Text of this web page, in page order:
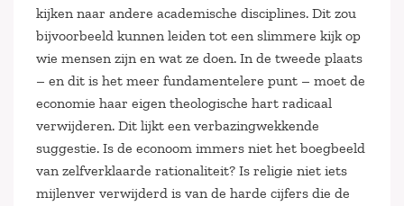
kijken naar andere academische disciplines. Dit zou
bijvoorbeeld kunnen leiden tot een slimmere kijk op
wie mensen zijn en wat ze doen. In de tweede plaats
– en dit is het meer fundamentelere punt – moet de
economie haar eigen theologische hart radicaal
verwijderen. Dit lijkt een verbazingwekkende
suggestie. Is de econoom immers niet het boegbeeld
van zelfverklaarde rationaliteit? Is religie niet iets
mijlenver verwijderd is van de harde cijfers die de